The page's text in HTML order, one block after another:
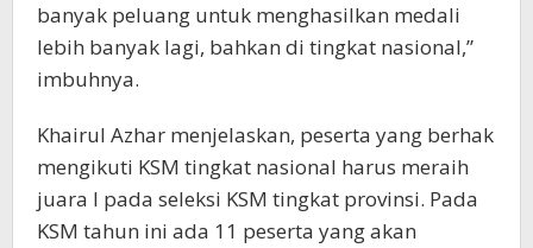
banyak peluang untuk menghasilkan medali
lebih banyak lagi, bahkan di tingkat nasional,”
imbuhnya.
Khairul Azhar menjelaskan, peserta yang berhak
mengikuti KSM tingkat nasional harus meraih
juara I pada seleksi KSM tingkat provinsi. Pada
KSM tahun ini ada 11 peserta yang akan